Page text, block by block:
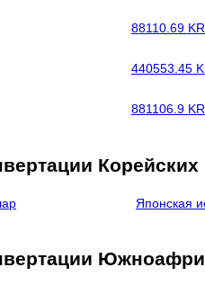
88110.69
440553.45
881106.9
Корейских
Японская